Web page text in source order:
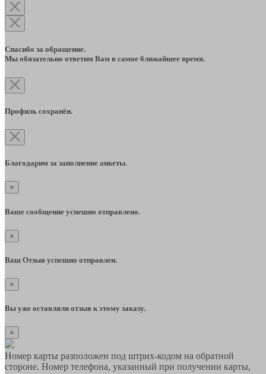
Спасибо за обращение.
Мы обязательно ответим Вам в самое ближайшее время.
Профиль сохранён.
Благодарим за заполнение анкеты.
×
Ваше сообщение успешно отправлено.
×
Ваш Отзыв успешно отправлен.
×
Вы уже оставляли отзыв к этому заказу.
×
Номер карты разположен под штрих-кодом на обратной
стороне. Номер телефона, указанный при получении карты,